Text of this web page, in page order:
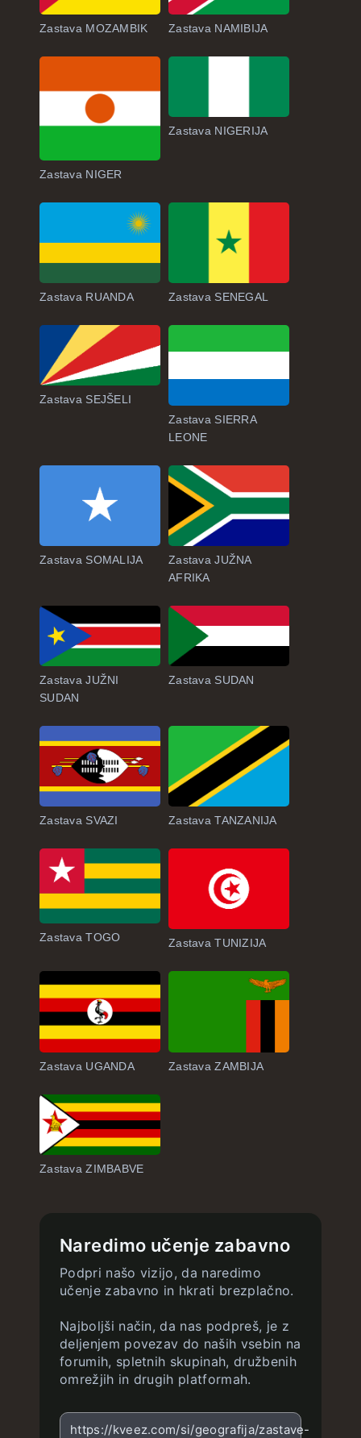
Zastava MOZAMBIK Zastava NAMIBIJA
Zastava NIGER
Zastava NIGERIJA
Zastava RUANDA Zastava SENEGAL
Zastava SEJŠELI
Zastava SIERRA
LEONE
Zastava SOMALIJA
Zastava JUŽNA
AFRIKA
Zastava JUŽNI
SUDAN
Zastava SUDAN
Zastava SVAZI Zastava TANZANIJA
Zastava TOGO Zastava TUNIZIJA
Zastava UGANDA Zastava ZAMBIJA
Zastava ZIMBABVE
Naredimo učenje zabavno
Podpri našo vizijo, da naredimo
učenje zabavno in hkrati brezplačno.
Najboljši način, da nas podpreš, je z
deljenjem povezav do naših vsebin na
forumih, spletnih skupinah, družbenih
omrežjih in drugih platformah.
https://kveez.com/si/geografija/zastave-